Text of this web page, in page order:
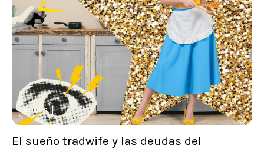
VOCES
El sueño tradwife y las deudas del